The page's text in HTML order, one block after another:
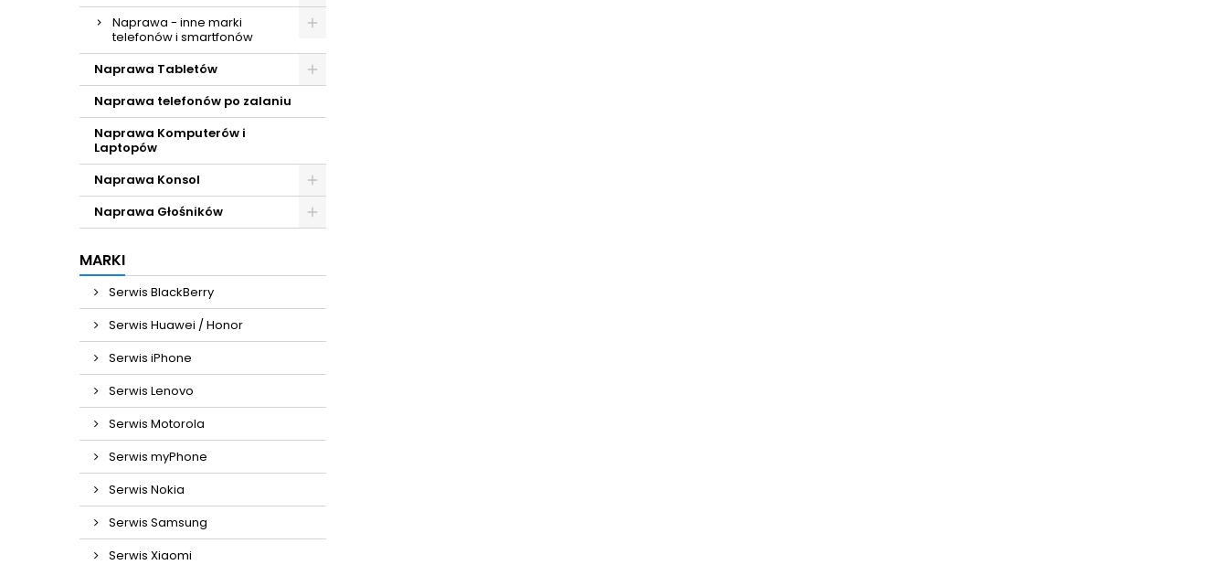
Naprawa - inne marki
telefonów i smartfonów
Naprawa Tabletów
Naprawa telefonów po zalaniu
Naprawa Komputerów i
Laptopów
Naprawa Konsol
Naprawa Głośników
MARKI
Serwis BlackBerry
Serwis Huawei / Honor
Serwis iPhone
Serwis Lenovo
Serwis Motorola
Serwis myPhone
Serwis Nokia
Serwis Samsung
Serwis Xiaomi